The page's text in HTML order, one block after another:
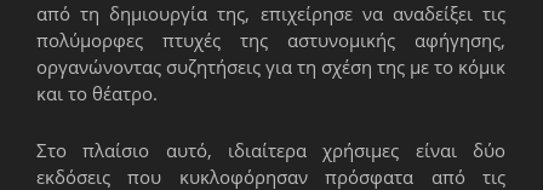
από τη δημιουργία της, επιχείρησε να αναδείξει τις
πολύμορφες πτυχές της αστυνομικής αφήγησης,
οργανώνοντας συζητήσεις για τη σχέση της με το κόμικ
και το θέατρο.
Στο πλαίσιο αυτό, ιδιαίτερα χρήσιμες είναι δύο
εκδόσεις που κυκλοφόρησαν πρόσφατα από τις